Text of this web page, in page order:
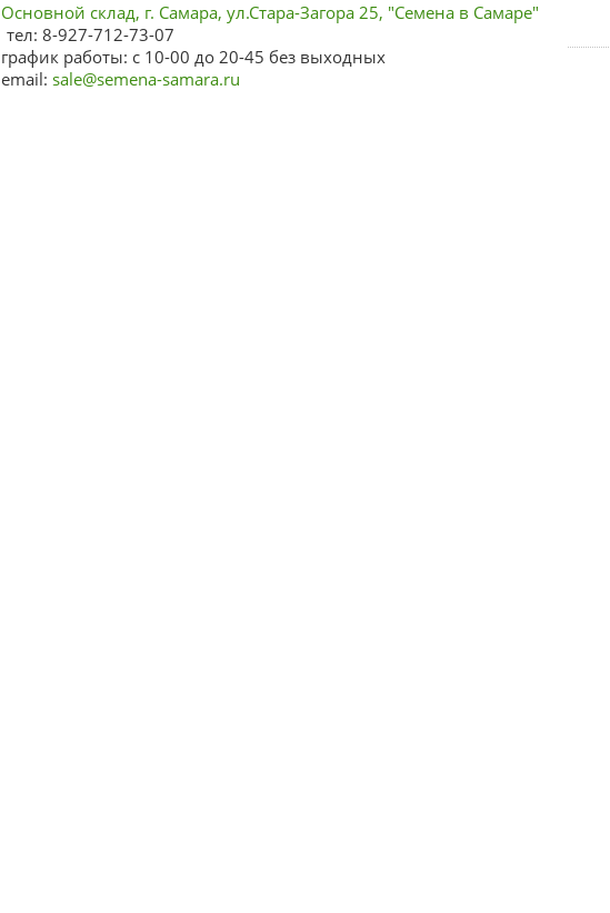
Основной склад, г. Самара, ул.Стара-Загора 25, "Семена в Самаре"
тел: 8-927-712-73-07
график работы: с 10-00 до 20-45 без выходных
email: sale@semena-samara.ru